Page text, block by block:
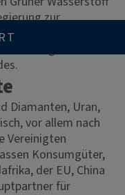
zur
Parallel dazu
Erdgas- und
Diamanten, Uran,
vor allem nach
Vereinigten
Konsumgüter,
der EU, China
für